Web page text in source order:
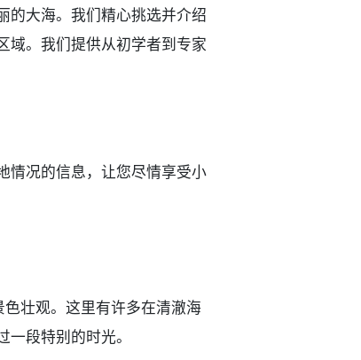
的大海。我们精心挑选并介绍
域。我们提供从初学者到专家
情况的信息，让您尽情享受小
壮观。这里有许多在清澈海
段特别的时光。